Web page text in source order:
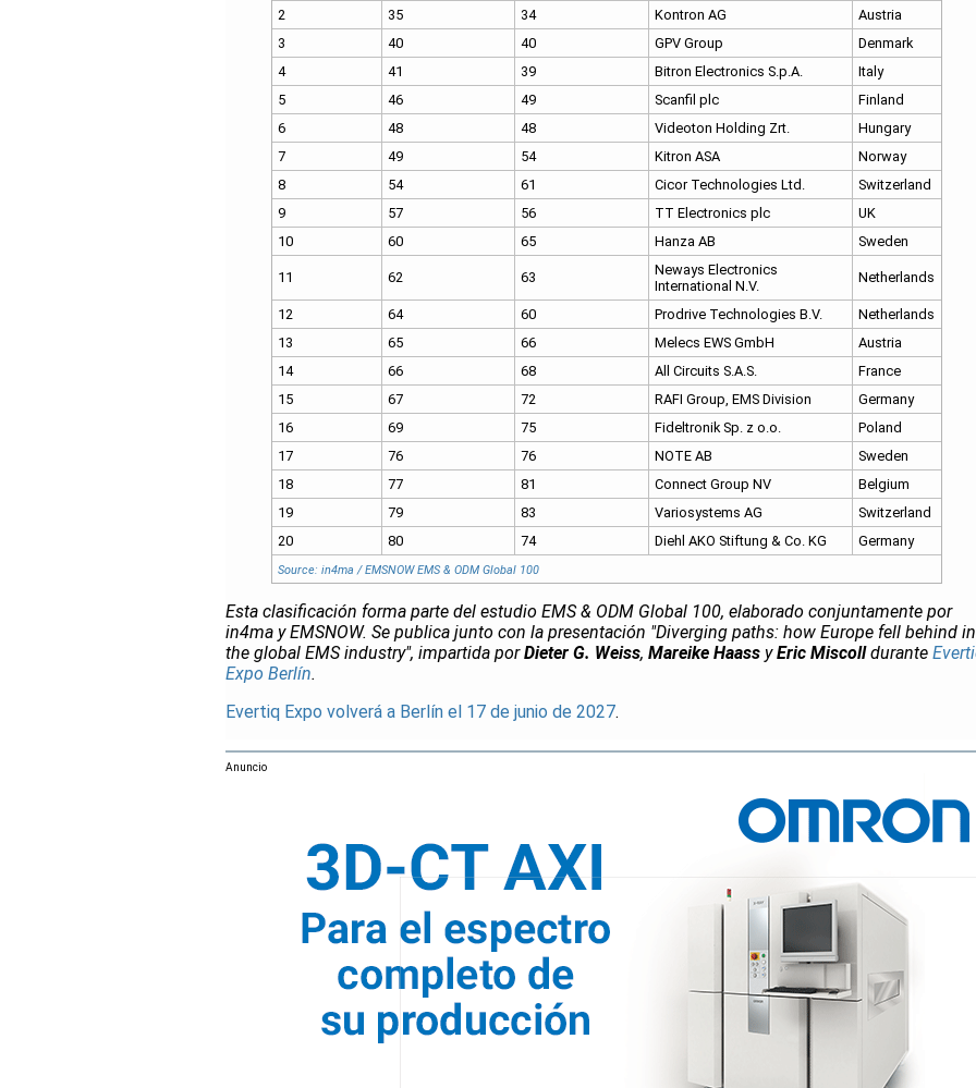
2
35 34 Kontron AG
Austria
3
40 40 GPV Group
Denmark
4
41 39 Bitron Electronics S.p.A.
Italy
5
46 49 Scanfil plc
Finland
6
48 48 Videoton Holding Zrt.
Hungary
7
49 54 Kitron ASA
Norway
8
54 61 Cicor Technologies Ltd.
Switzerland
9
57 56 TT Electronics plc
UK
10
60 65 Hanza AB Sweden
11 62 63
Neways Electronics
International N.V.
Netherlands
12 64 60 Prodrive Technologies B.V.
Netherlands
13
65 66 Melecs EWS GmbH
Austria
14
66 68 All Circuits S.A.S.
France
15
67 72 RAFI Group, EMS Division
Germany
16
69 75 Fideltronik Sp. z o.o.
Poland
17
76 76 NOTE AB
Sweden
18
77 81 Connect Group NV
Belgium
19
79 83 Variosystems AG
Switzerland
20
80 74 Diehl AKO Stiftung & Co. KG Germany
Source: in4ma / EMSNOW EMS & ODM Global 100
Esta clasificación forma parte del estudio EMS & ODM Global 100, elaborado conjuntamente por
in4ma y EMSNOW. Se publica junto con la presentación "Diverging paths: how Europe fell behind in
the global EMS industry", impartida porDieter G. Weiss, Mareike Haass yEric Miscolldurante
Expo Berlín.
Evertiq Expo volverá a Berlín el 17 de junio de 2027.
Anuncio